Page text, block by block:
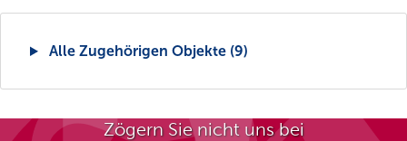
Alle Zugehörigen Objekte (9)
Zögern Sie nicht uns bei